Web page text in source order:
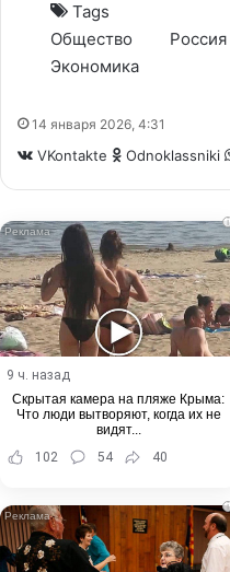
Tags
Общество
Россия
Экономика
14 января 2026, 4:31
VKontakte Odnoklassniki
i
9 ч. назад
Скрытая камера на пляже Крыма:
Что люди вытворяют, когда их не
видят...
102
54 40
i